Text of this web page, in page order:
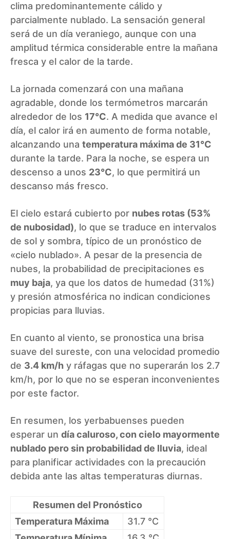
clima predominantemente cálido y
parcialmente nublado. La sensación general
será de un día veraniego, aunque con una
amplitud térmica considerable entre la mañana
fresca y el calor de la tarde.
La jornada comenzará con una mañana
agradable, donde los termómetros marcarán
alrededor de los 17°C. A medida que avance el
día, el calor irá en aumento de forma notable,
alcanzando una temperatura máxima de 31°C
durante la tarde. Para la noche, se espera un
descenso a unos 23°C, lo que permitirá un
descanso más fresco.
El cielo estará cubierto por nubes rotas (53%
de nubosidad), lo que se traduce en intervalos
de sol y sombra, típico de un pronóstico de
«cielo nublado». A pesar de la presencia de
nubes, la probabilidad de precipitaciones es
muy baja, ya que los datos de humedad (31%)
y presión atmosférica no indican condiciones
propicias para lluvias.
En cuanto al viento, se pronostica una brisa
suave del sureste, con una velocidad promedio
de 3.4 km/h y ráfagas que no superarán los 2.7
km/h, por lo que no se esperan inconvenientes
por este factor.
En resumen, los yerbabuenses pueden
esperar un día caluroso, con cielo mayormente
nublado pero sin probabilidad de lluvia, ideal
para planificar actividades con la precaución
debida ante las altas temperaturas diurnas.
Resumen del Pronóstico
Temperatura Máxima
31.7 °C